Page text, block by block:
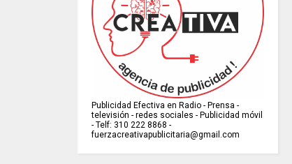
Publicidad Efectiva en Radio - Prensa -
televisión - redes sociales - Publicidad móvil
- Telf: 310 222 8868 -
fuerzacreativapublicitaria@gmail.com